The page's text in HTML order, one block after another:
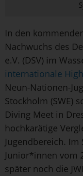
In den
Nachwuchs des
e.V. (DSV) im
internationale
Neun-Nationen-
Stockholm (SWE)
Diving Meet in
hochkarätige
Jugendbereich.
Junior*innen vom
später noch die